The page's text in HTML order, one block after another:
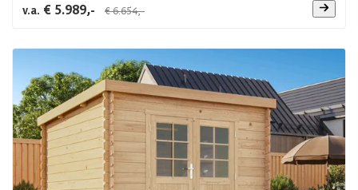
v.a. € 5.989,- € 6.654,-